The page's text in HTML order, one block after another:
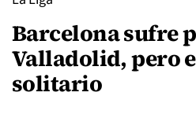
Barcelona sufre
Valladolid, pero
solitario